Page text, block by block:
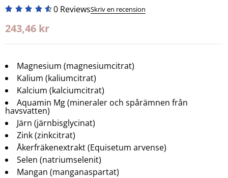
0 ReviewsSkriv en recension
243,46 kr
Magnesium (magnesiumcitrat)
Kalium (kaliumcitrat)
Kalcium (kalciumcitrat)
Aquamin Mg (mineraler och spårämnen från
havsvatten)
Järn (järnbisglycinat)
Zink (zinkcitrat)
Åkerfräkenextrakt (Equisetum arvense)
Selen (natriumselenit)
Mangan (manganaspartat)